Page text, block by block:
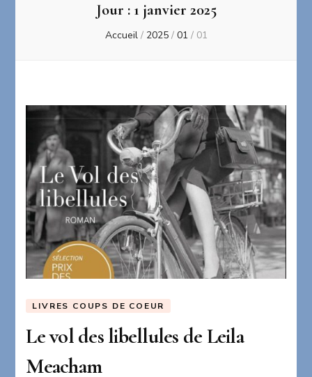
Jour : 1 janvier 2025
Accueil / 2025 / 01 / 01
LIVRES COUPS DE COEUR
Le vol des libellules de Leila
Meacham